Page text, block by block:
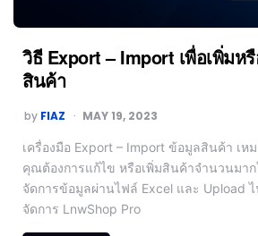
วิธี Export – Import เพื่อเพิ่มห
สินค้า
by FIAZ MAY 19, 2023
เครื่องมือ Export – Import ข้อมูลสินค้า เ
คุณต้องการแก้ไข หรือเพิ่มสินค้าจำนวนมาก
จัดการข้อมูลผ่านไฟล์ Excel และ Upload
จัดการ LnwShop Pro